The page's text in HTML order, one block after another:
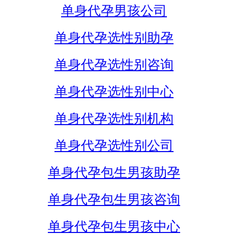
单身代孕男孩公司
单身代孕选性别助孕
单身代孕选性别咨询
单身代孕选性别中心
单身代孕选性别机构
单身代孕选性别公司
单身代孕包生男孩助孕
单身代孕包生男孩咨询
单身代孕包生男孩中心